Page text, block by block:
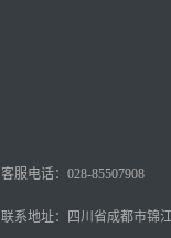
客服电话：028-85507908
联系地址：四川省成都市锦